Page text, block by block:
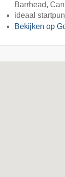
Barrhead,
ideaal
Bekijken op